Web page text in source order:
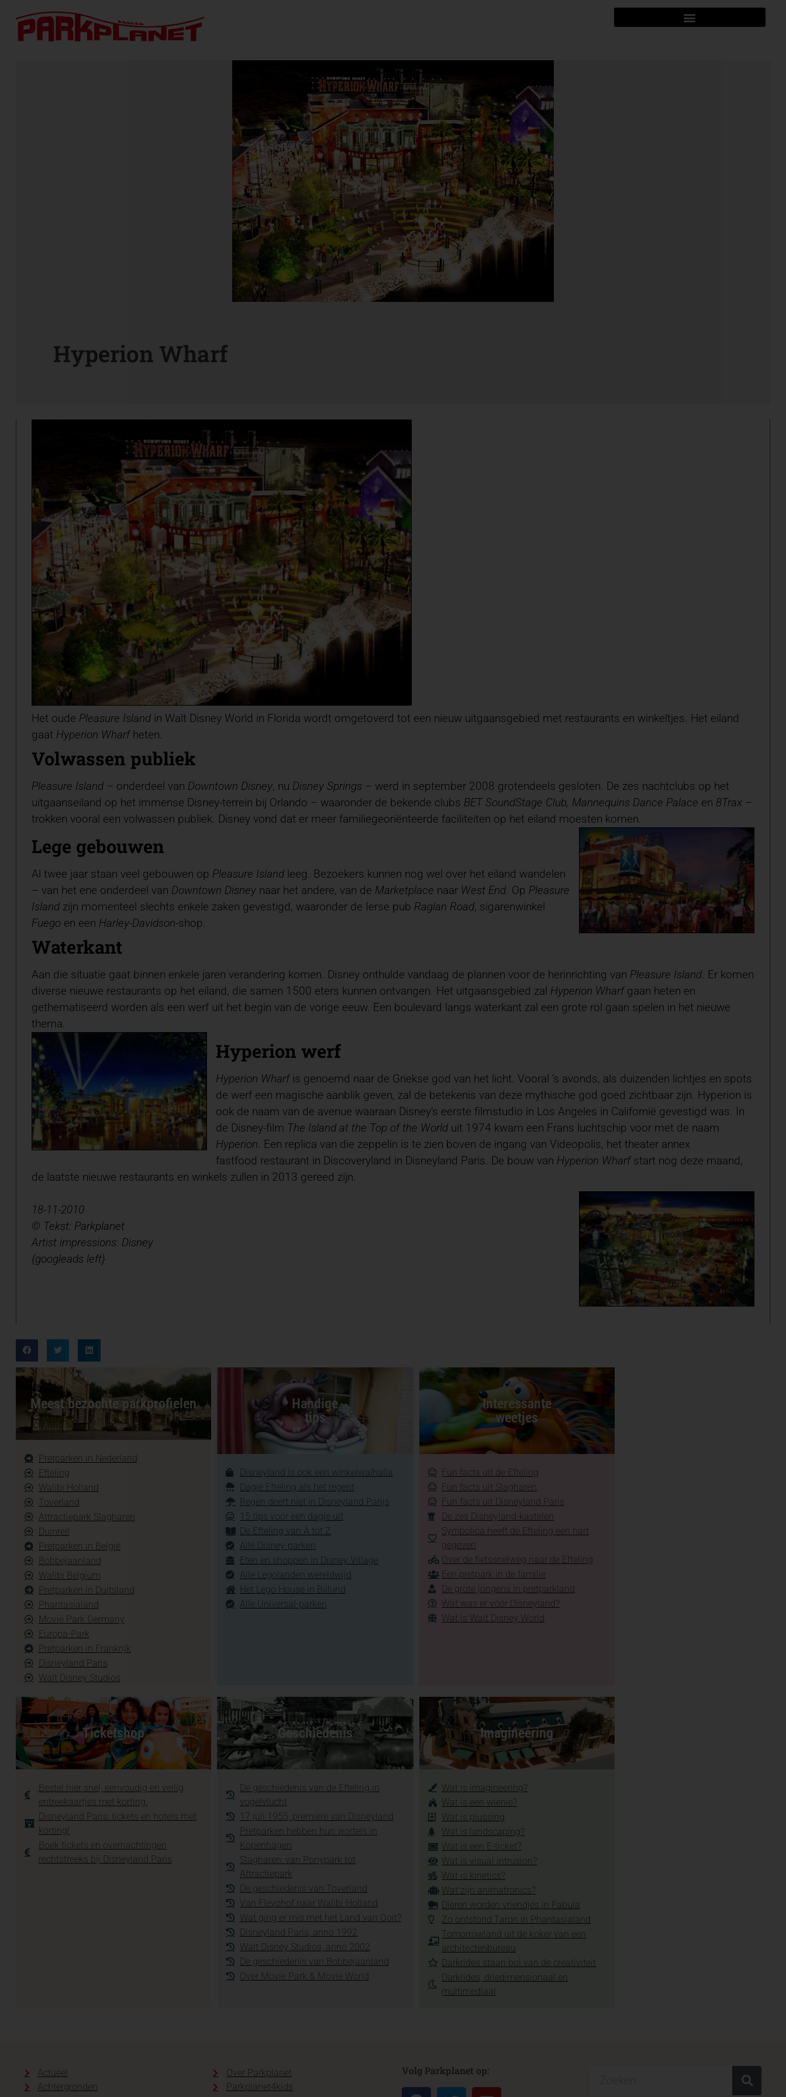
Hyperion Wharf
Het oude Pleasure Islandin Walt Disney World in Florida wordt omgetoverd tot een nieuw uitgaansgebied met restaurants en winkeltjes. Het eiland
gaat Hyperion Wharfheten.
Volwassen publiek
Pleasure Island – onderdeel van Downtown Disney, nu Disney Springs– werd in september 2008 grotendeels gesloten. De zes nachtclubs op het
uitgaanseiland op het immense Disney-terrein bij Orlando – waaronder de bekende clubs BET SoundStage Club, Mannequins Dance Palace en 8Trax–
trokken vooral een volwassen publiek. Disney vond dat er meer familiegeoriënteerde faciliteiten op het eiland moesten komen.
Lege gebouwen
Al twee jaar staan veel gebouwen op Pleasure Islandleeg. Bezoekers kunnen nog wel over het eiland wandelen
– van het ene onderdeel van Downtown Disneynaar het andere, van de Marketplace naar West End. Op Pleasure
Islandzijn momenteel slechts enkele zaken gevestigd, waaronder de Ierse pub Raglan Road, sigarenwinkel
Fuegoen een Harley-Davidson-shop.
Waterkant
Aan die situatie gaat binnen enkele jaren verandering komen. Disney onthulde vandaag de plannen voor de herinrichting van Pleasure Island. Er komen
diverse nieuwe restaurants op het eiland, die samen 1500 eters kunnen ontvangen. Het uitgaansgebied zal Hyperion Wharfgaan heten en
gethematiseerd worden als een werf uit het begin van de vorige eeuw. Een boulevard langs waterkant zal een grote rol gaan spelen in het nieuwe
thema.
Hyperion werf
Hyperion Wharf is genoemd naar de Griekse god van het licht. Vooral ’s avonds, als duizenden lichtjes en spots
de werf een magische aanblik geven, zal de betekenis van deze mythische god goed zichtbaar zijn. Hyperion is
ook de naam van de avenue waaraan Disney’s eerste filmstudio in Los Angeles in Californië gevestigd was. In
de Disney-film The Island at the Top of the Worlduit 1974 kwam een Frans luchtschip voor met de naam
Hyperion. Een replica van die zeppelin is te zien boven de ingang van Videopolis, het theater annex
fastfood restaurant in Discoveryland in Disneyland Paris. De bouw van Hyperion Wharfstart nog deze maand,
de laatste nieuwe restaurants en winkels zullen in 2013 gereed zijn.
18-11-2010
© Tekst: Parkplanet
Artist impressions: Disney
{googleads left}
Meest bezochte parkprofielen
Pretparken in Nederland
Efteling
Walibi Holland
Toverland
Attractiepark Slagharen
Duinrell
Pretparken in België
Bobbejaanland
Walibi Belgium
Pretparken in Duitsland
Phantasialand
Movie Park Germany
Europa-Park
Pretparken in Frankrijk
Disneyland Paris
Walt Disney Studios
Handige
tips
Disneyland is ook een winkelwalhalla
Dagje Efteling als het regent
Regen deert niet in Disneyland Parijs
15 tips voor een dagje uit
De Efteling van A tot Z
Alle Disney-parken
Eten en shoppen in Disney Village
Alle Legolanden wereldwijd
Het Lego House in Billund
Alle Universal-parken
Interessante
weetjes
Fun facts uit de Efteling
Fun facts uit Slagharen
Fun facts uit Disneyland Paris
De zes Disneyland-kastelen
Symbolica heeft de Efteling een hart
gegeven
Over de fietssnelweg naar de Efteling
Een pretpark in de familie
De grote jongens in pretparkland
Wat was er vóór Disneyland?
Wat is Walt Disney World
Ticketshop
Bestel hier snel, eenvoudig en veilig
entreekaartjes met korting.
Disneyland Paris: tickets en hotels met
korting!
Boek tickets en overnachtingen
rechtstreeks bij Disneyland Paris
Geschiedenis
De geschiedenis van de Efteling in
vogelvlucht
17 juli 1955, première van Disneyland
Pretparken hebben hun wortels in
Kopenhagen
Slagharen: van Ponypark tot
Attractiepark
De geschiedenis van Toverland
Van Flevohof naar Walibi Holland
Wat ging er mis met het Land van Ooit?
Disneyland Paris, anno 1992
Walt Disney Studios, anno 2002
De geschiedenis van Bobbejaanland
Over Movie Park & Movie World
Imagineering
Wat is imagineering?
Wat is een wienie?
Wat is plussing
Wat is landscaping?
Wat is een E-ticket?
Wat is visual intrusion?
Wat is kinetics?
Wat zijn animatronics?
Dieren worden vriendjes in Fabula
Zo ontstond Taron in Phantasialand
Tomorrowland uit de koker van een
architectenbureau
Darkrides staan bol van de creativiteit
Darkrides, driedimensionaal en
multimediaal
Actueel
Achtergronden
Over Parkplanet
Parkplanet4kids
Volg Parkplanet op: